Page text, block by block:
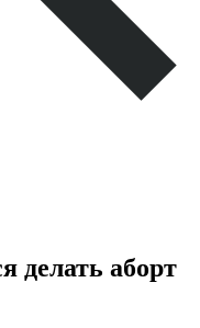
делать аборт